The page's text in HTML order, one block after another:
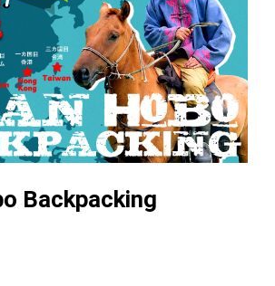
Backpacking